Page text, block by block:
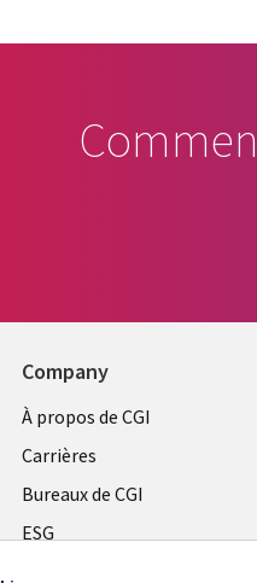
Company
Useful
links
CANADA
FR
À propos de CGI
Carrières
Bureaux de CGI
ESG